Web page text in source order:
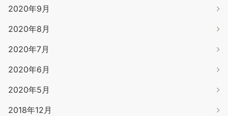
2020年9月
2020年8月
2020年7月
2020年6月
2020年5月
2018年12月